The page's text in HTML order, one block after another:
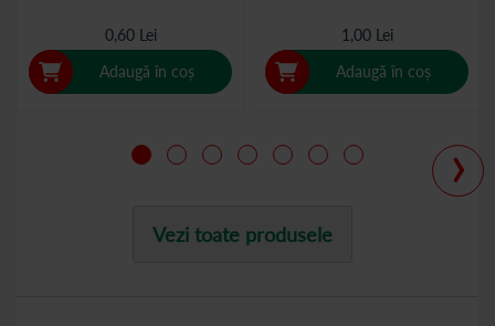
0,60 Lei
Adaugă în coș
1,00 Lei
Adaugă în coș
›
Vezi toate produsele